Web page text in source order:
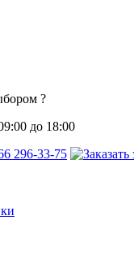
?
до 18:00
296-33-75